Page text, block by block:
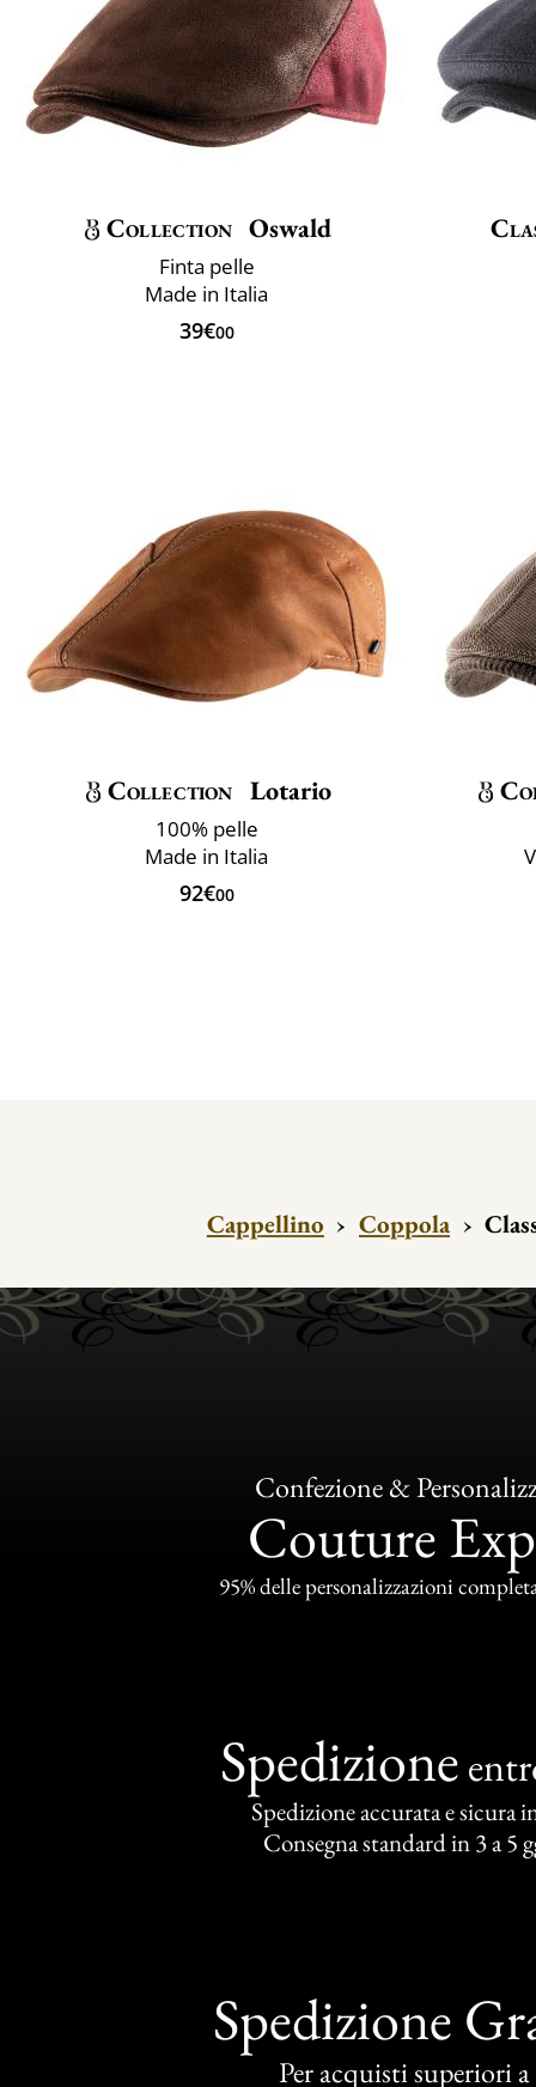
Collection Oswald
Finta pelle
Made in Italia
39€00
Collection Lotario
100% pelle
Made in Italia
92€00
Cappellino › Coppola ›
Confezione &
Couture
95% delle personalizzazioni
Spedizione
Spedizione accurata e sicura
Consegna standard in 3 a 5
Spedizione
Per acquisti superiori